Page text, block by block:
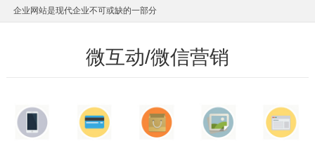
企业网站是现代企业不可或缺的一部分
JS判断单、多张图片加载完成后执行代码
微信小程序新能力：附近的小程序、成员管理功能升级
微互动/微信营销